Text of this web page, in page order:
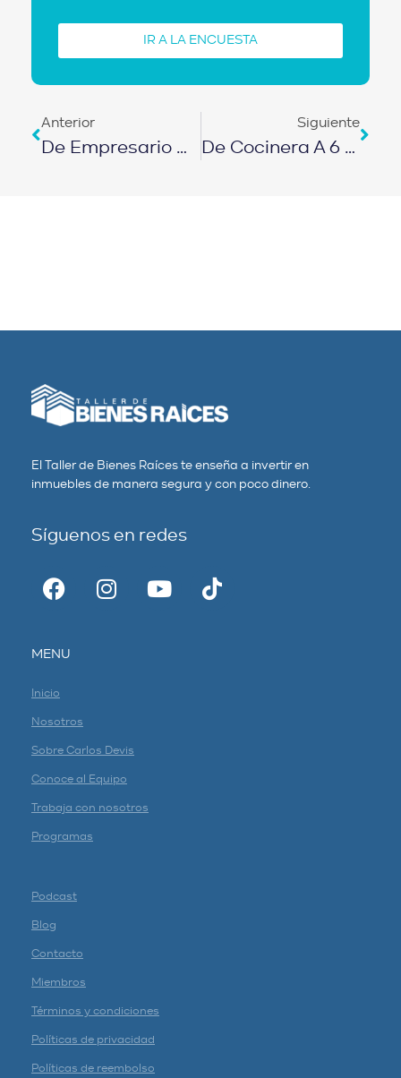
IR A LA ENCUESTA
Anterior
De Empresario Quebrado A Dueño De 9 Propiedades SIENDO INMIGRANTE EPISODIO 526
Siguiente
De Cocinera A 6 Puertas SIN CRÉDITO DE LOS BANCOS (caso Real) | EPISODIO 527
El Taller de Bienes Raíces te enseña a invertir en
inmuebles de manera segura y con poco dinero.
Síguenos en redes
MENU
Inicio
Nosotros
Sobre Carlos Devis
Conoce al Equipo
Trabaja con nosotros
Programas
Podcast
Blog
Contacto
Miembros
Términos y condiciones
Políticas de privacidad
Políticas de reembolso